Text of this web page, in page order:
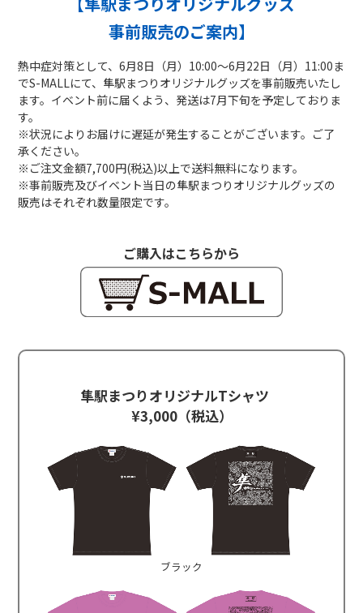
事前販売のご案内】
熱中症対策として、6月8日（月）10:00～6月22日（月）11:00ま
でS-MALLにて、隼駅まつりオリジナルグッズを事前販売いたし
ます。イベント前に届くよう、発送は7月下旬を予定しておりま
す。
※状況によりお届けに遅延が発生することがございます。ご了
承ください。
※ご注文金額7,700円(税込)以上で送料無料になります。
※事前販売及びイベント当日の隼駅まつりオリジナルグッズの
販売はそれぞれ数量限定です。
ご購入はこちらから
隼駅まつりオリジナルTシャツ
¥3,000（税込）
ブラック